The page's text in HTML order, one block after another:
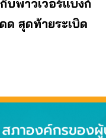
บพาวเวอร์แบงก์
ด สุดท้ายระเบิด